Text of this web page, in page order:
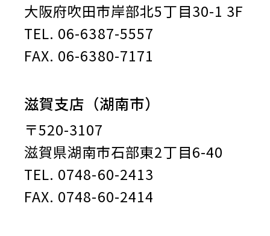
大阪府吹田市岸部北5丁目30-1 3F
TEL. 06-6387-5557
FAX. 06-6380-7171
滋賀支店（湖南市）
〒520-3107
滋賀県湖南市石部東2丁目6-40
TEL. 0748-60-2413
FAX. 0748-60-2414